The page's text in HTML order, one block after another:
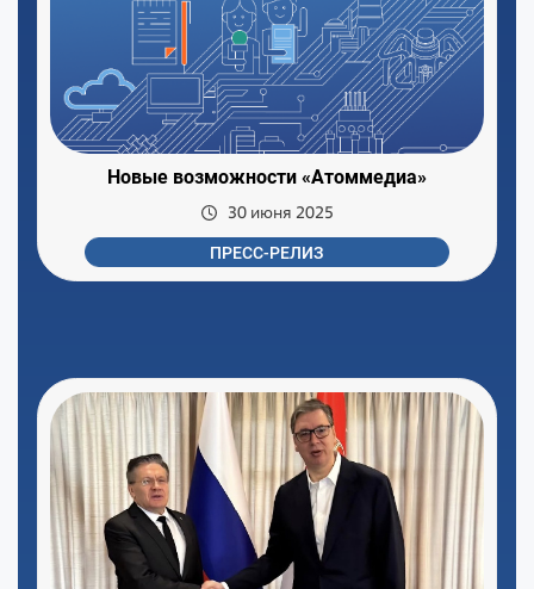
Новые возможности «Атоммедиа»
30 июня 2025
ПРЕСС-РЕЛИЗ